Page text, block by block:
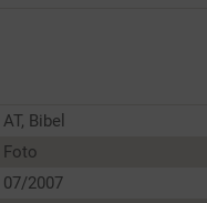
AT, Bibel
Foto
07/2007